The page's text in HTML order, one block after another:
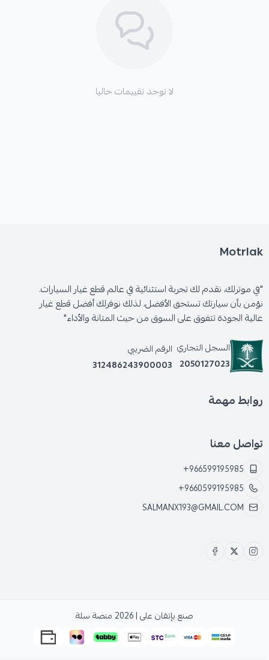
✅ جودة تصنيع أمريكية تضمن المتانة والأداء.
لا توجد تقييمات حاليا
Motrlak
"في موترلك، نقدم لك تجربة استثنائية في عالم قطع غيار السيارات.
نؤمن بأن سيارتك تستحق الأفضل، لذلك نوفرلك أفضل قطع غيار
عالية الجودة تتفوق على السوق من حيث المتانة والأداء"
السجل التجاري
2050127023
الرقم الضريبي
312486243900003
روابط مهمة
تواصل معنا
+966599195985
+9660599195985
SALMANX193@GMAIL.COM
صنع بإتقان على | 2026 منصة سلة